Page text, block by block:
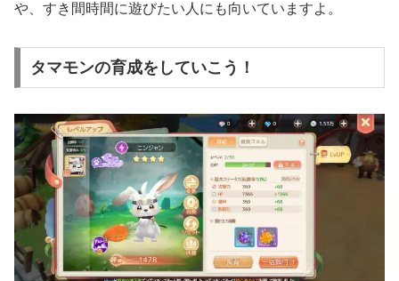
や、すき間時間に遊びたい人にも向いていますよ。
タマモンの育成をしていこう！